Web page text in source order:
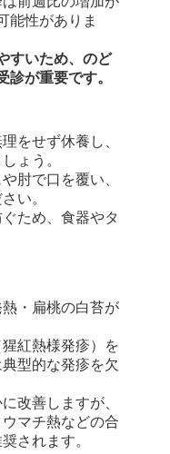
能性がありま
すいため、のど
が重要です。
をせず休養し、
ょう。
肘で口を覆い、
い。
ため、食器やタ
・扁桃の白苔が
紅熱様発疹）を
型的な発疹を欠
改善しますが、
マチ熱などの合
されます。